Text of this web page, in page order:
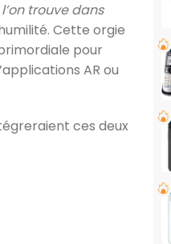
trouve dans
Cette orgie
pour
AR ou
ces deux